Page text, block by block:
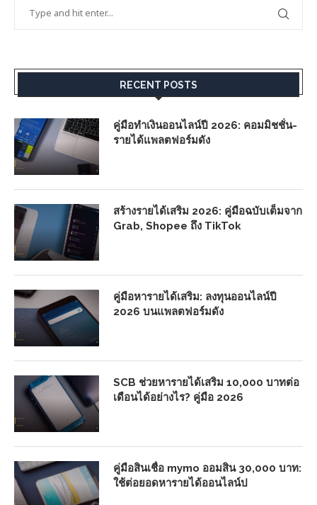
RECENT POSTS
คู่มือทำเงินออนไลน์ปี 2026: คอมมิชชั่น-
รายได้แพลตฟอร์มดัง
สร้างรายได้เสริม 2026: คู่มือฉบับเต็มจาก
Grab, Shopee ถึง TikTok
คู่มือหารายได้เสริม: ลงทุนออนไลน์ปี
2026 บนแพลตฟอร์มดัง
SCB ช่วยหารายได้เสริม 10,000 บาทต่อ
เดือนได้อย่างไร? คู่มือ 2026
คู่มือสินเชื่อ mymo ออมสิน 30,000 บาท:
ใช้ต่อยอดหารายได้ออนไลน์ป